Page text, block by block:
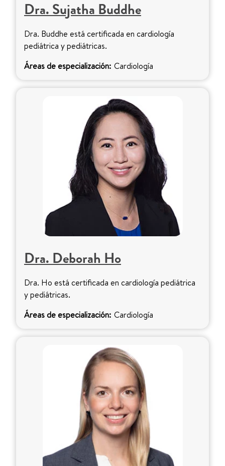
Dra. Sujatha Buddhe
Dra. Buddhe está certificada en cardiología
pediátrica y pediátricas.
Áreas de especialización: Cardiología
Dra. Deborah Ho
Dra. Ho está certificada en cardiología pediátrica
y pediátricas.
Áreas de especialización: Cardiología